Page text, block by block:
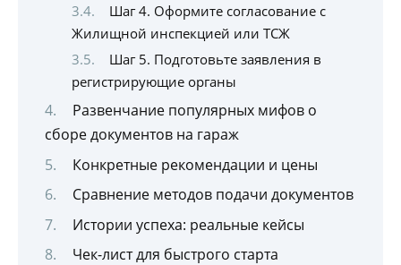
Шаг 4. Оформите согласование с
Жилищной инспекцией или ТСЖ
Шаг 5. Подготовьте заявления в
регистрирующие органы
Развенчание популярных мифов о
сборе документов на гараж
Конкретные рекомендации и цены
Сравнение методов подачи документов
Истории успеха: реальные кейсы
Чек-лист для быстрого старта